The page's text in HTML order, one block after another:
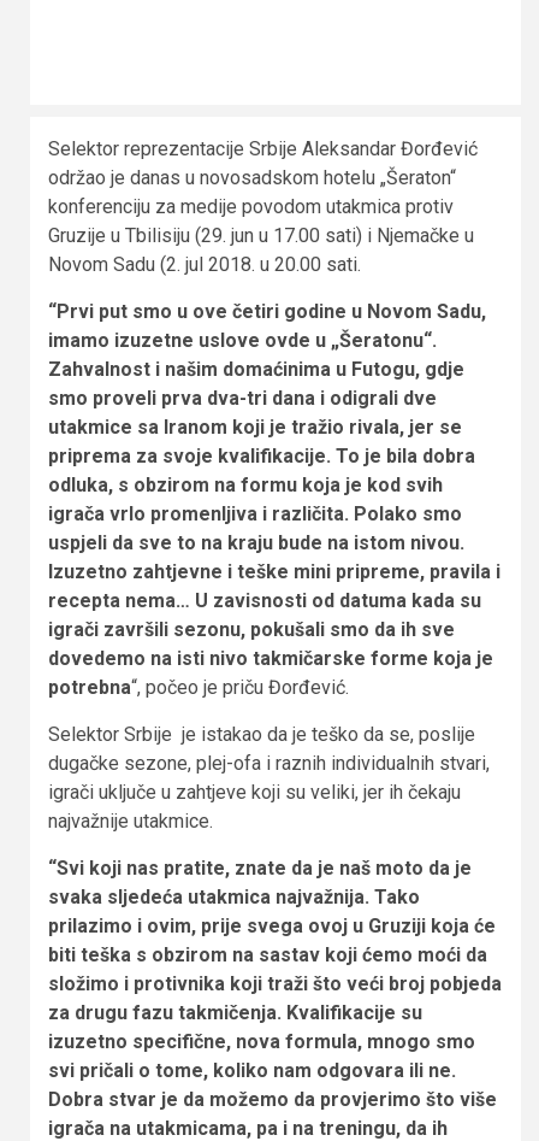
Selektor reprezentacije Srbije Aleksandar Đorđević
održao je danas u novosadskom hotelu „Šeraton“
konferenciju za medije povodom utakmica protiv
Gruzije u Tbilisiju (29. jun u 17.00 sati) i Njemačke u
Novom Sadu (2. jul 2018. u 20.00 sati.
“Prvi put smo u ove četiri godine u Novom Sadu,
imamo izuzetne uslove ovde u „Šeratonu“.
Zahvalnost i našim domaćinima u Futogu, gdje
smo proveli prva dva-tri dana i odigrali dve
utakmice sa Iranom koji je tražio rivala, jer se
priprema za svoje kvalifikacije. To je bila dobra
odluka, s obzirom na formu koja je kod svih
igrača vrlo promenljiva i različita. Polako smo
uspjeli da sve to na kraju bude na istom nivou.
Izuzetno zahtjevne i teške mini pripreme, pravila i
recepta nema… U zavisnosti od datuma kada su
igrači završili sezonu, pokušali smo da ih sve
dovedemo na isti nivo takmičarske forme koja je
potrebna“, počeo je priču Đorđević.
Selektor Srbije je istakao da je teško da se, poslije
dugačke sezone, plej-ofa i raznih individualnih stvari,
igrači uključe u zahtjeve koji su veliki, jer ih čekaju
najvažnije utakmice.
“Svi koji nas pratite, znate da je naš moto da je
svaka sljedeća utakmica najvažnija. Tako
prilazimo i ovim, prije svega ovoj u Gruziji koja će
biti teška s obzirom na sastav koji ćemo moći da
složimo i protivnika koji traži što veći broj pobjeda
za drugu fazu takmičenja. Kvalifikacije su
izuzetno specifične, nova formula, mnogo smo
svi pričali o tome, koliko nam odgovara ili ne.
Dobra stvar je da možemo da provjerimo što više
igrača na utakmicama, pa i na treningu, da ih